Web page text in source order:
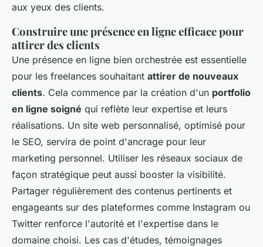
aux yeux des clients.
Construire une présence en ligne efficace pour
attirer des clients
Une présence en ligne bien orchestrée est essentielle
pour les freelances souhaitant attirer de nouveaux
clients. Cela commence par la création d'un portfolio
en ligne soigné qui reflète leur expertise et leurs
réalisations. Un site web personnalisé, optimisé pour
le SEO, servira de point d'ancrage pour leur
marketing personnel. Utiliser les réseaux sociaux de
façon stratégique peut aussi booster la visibilité.
Partager régulièrement des contenus pertinents et
engageants sur des plateformes comme Instagram ou
Twitter renforce l'autorité et l'expertise dans le
domaine choisi. Les cas d'études, témoignages